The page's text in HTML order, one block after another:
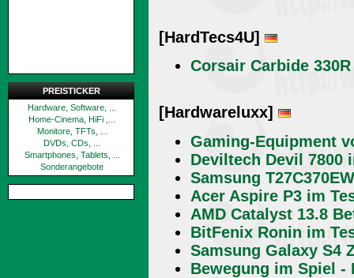
PREISTICKER
Hardware, Software, ...
Home-Cinema, HiFi ,...
Monitore, TFTs, ...
DVDs, CDs, ...
Smartphones, Tablets, ...
Sonderangebote
[HardTecs4U]
Corsair Carbide
[Hardwareluxx]
Gaming-Equipment
Deviltech Devil 7800
Samsung
Acer Aspire P3 im
AMD Catalyst 13.8
BitFenix Ronin im
Samsung Galaxy S4
Bewegung im Spiel -